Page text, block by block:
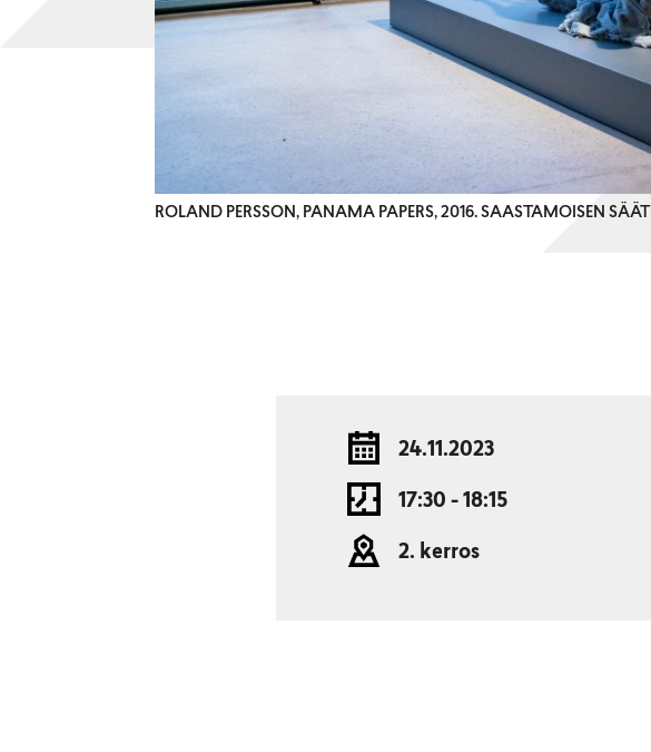
ROLAND PERSSON, PANAMA PAPERS, 2016. SAASTAMOISEN
24.11.2023
17:30 - 18:15
2. kerros